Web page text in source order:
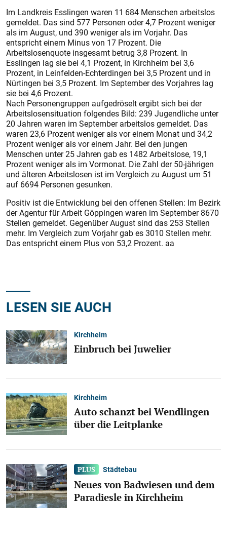
Im Landkreis Esslingen waren 11 684 Menschen arbeitslos
gemeldet. Das sind 577 Personen oder 4,7 Prozent weniger
als im August, und 390 weniger als im Vorjahr. Das
entspricht einem Minus von 17 Prozent. Die
Arbeitslosenquote insgesamt betrug 3,8 Prozent. In
Esslingen lag sie bei 4,1 Prozent, in Kirchheim bei 3,6
Prozent, in Leinfelden-Echterdingen bei 3,5 Prozent und in
Nürtingen bei 3,5 Prozent. Im September des Vorjahres lag
sie bei 4,6 Prozent.
Nach Personengruppen aufgedröselt ergibt sich bei der
Arbeitslosensituation folgendes Bild: 239 Jugendliche unter
20 Jahren waren im September arbeitslos gemeldet. Das
waren 23,6 Prozent weniger als vor einem Monat und 34,2
Prozent weniger als vor einem Jahr. Bei den jungen
Menschen unter 25 Jahren gab es 1482 Arbeitslose, 19,1
Prozent weniger als im Vormonat. Die Zahl der 50-jährigen
und älteren Arbeitslosen ist im Vergleich zu August um 51
auf 6694 Personen gesunken.
Positiv ist die Entwicklung bei den offenen Stellen: Im Bezirk
der Agentur für Arbeit Göppingen waren im September 8670
Stellen gemeldet. Gegenüber August sind das 253 Stellen
mehr. Im Vergleich zum Vorjahr gab es 3010 Stellen mehr.
Das entspricht einem Plus von 53,2 Prozent. aa
LESEN SIE AUCH
Kirchheim
Einbruch bei Juwelier
Kirchheim
Auto schanzt bei Wendlingen
über die Leitplanke
Städtebau
Neues von Badwiesen und dem
Paradiesle in Kirchheim